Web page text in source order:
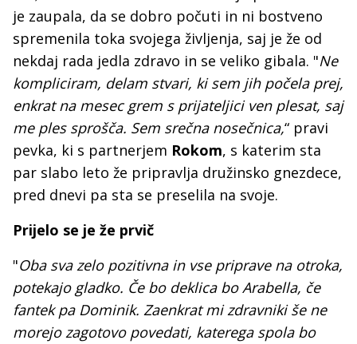
je zaupala, da se dobro počuti in ni bostveno
spremenila toka svojega življenja, saj je že od
nekdaj rada jedla zdravo in se veliko gibala. "Ne
kompliciram, delam stvari, ki sem jih počela prej,
enkrat na mesec grem s prijateljici ven plesat, saj
me ples sprošča. Sem srečna nosečnica,“ pravi
pevka, ki s partnerjem Rokom, s katerim sta
par slabo leto že pripravlja družinsko gnezdece,
pred dnevi pa sta se preselila na svoje.
Prijelo se je že prvič
"Oba sva zelo pozitivna in vse priprave na otroka,
potekajo gladko. Če bo deklica bo Arabella, če
fantek pa Dominik. Zaenkrat mi zdravniki še ne
morejo zagotovo povedati, katerega spola bo